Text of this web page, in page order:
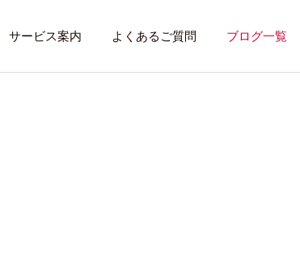
サービス案内 よくあるご質問 ブログ一覧